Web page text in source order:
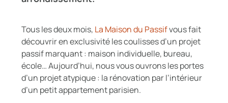
Tous les deux mois, La Maison du Passifvous fait
découvrir en exclusivité les coulisses d’un projet
passif marquant : maison individuelle, bureau,
école… Aujourd’hui, nous vous ouvrons les portes
d’un projet atypique : la rénovation par l’intérieur
d’un petit appartement parisien.